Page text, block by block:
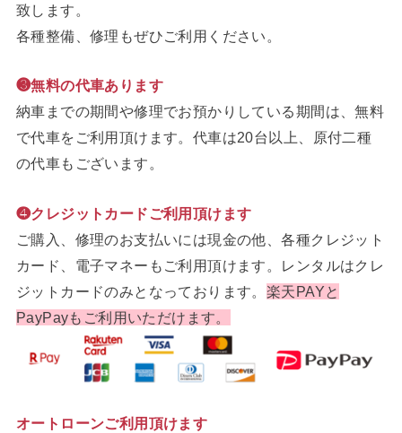
致します。
各種整備、修理もぜひご利用ください。
❸無料の代車あります
納車までの期間や修理でお預かりしている期間は、無料
で代車をご利用頂けます。代車は20台以上、原付二種
の代車もございます。
❹クレジットカードご利用頂けます
ご購入、修理のお支払いには現金の他、各種クレジット
カード、電子マネーもご利用頂けます。レンタルはクレ
ジットカードのみとなっております。 楽天PAYと
PayPayもご利用いただけます。
オートローンご利用頂けます